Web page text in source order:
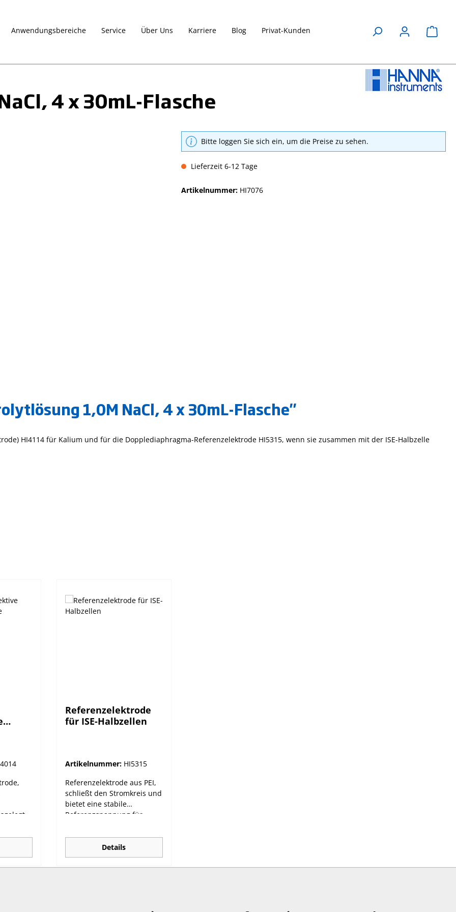
Anwendungsbereiche Service Über Uns Karriere Blog Privat-Kunden
4 x 30mL-Flasche
Bitte loggen Sie sich ein, um die Preise zu sehen.
Lieferzeit 6-12 Tage
Artikelnummer: HI7076
1,0M NaCl, 4 x 30mL-Flasche"
HI4114 für Kalium und für die Dopplediaphragma-Referenzelektrode HI5315, wenn sie zusammen mit der ISE-Halbzelle
Referenzelektrode
für ISE-Halbzellen
Artikelnummer: HI5315
Referenzelektrode aus PEI,
schließt den Stromkreis und
bietet eine stabile
Referenzspannung für
Messbereiche nicht
zutreffend Optimaler pH-
Bereich nicht zutreffend
Temperaturbereich 0 - 80 °C
Details